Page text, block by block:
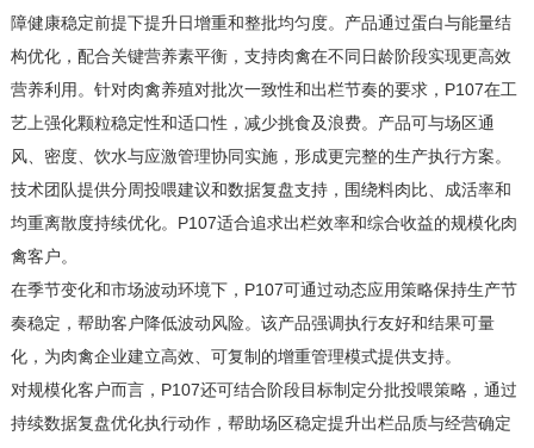
障健康稳定前提下提升日增重和整批均匀度。产品通过蛋白与能量结
构优化，配合关键营养素平衡，支持肉禽在不同日龄阶段实现更高效
营养利用。针对肉禽养殖对批次一致性和出栏节奏的要求，P107在工
艺上强化颗粒稳定性和适口性，减少挑食及浪费。产品可与场区通
风、密度、饮水与应激管理协同实施，形成更完整的生产执行方案。
技术团队提供分周投喂建议和数据复盘支持，围绕料肉比、成活率和
均重离散度持续优化。P107适合追求出栏效率和综合收益的规模化肉
禽客户。
在季节变化和市场波动环境下，P107可通过动态应用策略保持生产节
奏稳定，帮助客户降低波动风险。该产品强调执行友好和结果可量
化，为肉禽企业建立高效、可复制的增重管理模式提供支持。
对规模化客户而言，P107还可结合阶段目标制定分批投喂策略，通过
持续数据复盘优化执行动作，帮助场区稳定提升出栏品质与经营确定